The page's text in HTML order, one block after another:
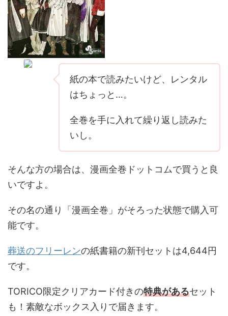
紙の本で読みたいけど、レンタル
はちょっと…。
全巻を手に入れて繰り返し読みた
いし。
そんな方の場合は、漫画全巻ドットコムで買うと良
いですよ。
その名の通り「漫画全巻」がそろった状態で購入可
能です。
葬送のフリーレンの紙書籍の新刊セットは4,644円
です。
TORICO限定クリアカード付きの特典があるセット
も！素敵なボックス入りで届きます。